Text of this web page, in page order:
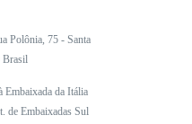
Polônia, 75 - Santa
Brasil
Embaixada da Itália
de Embaixadas Sul